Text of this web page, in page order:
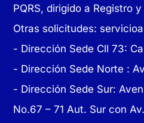
PQRS, dirigido a Registro
Otras solicitudes:
- Dirección Sede Cll 73:
- Dirección Sede Norte :
- Dirección Sede Sur:
No.67 – 71 Aut. Sur con